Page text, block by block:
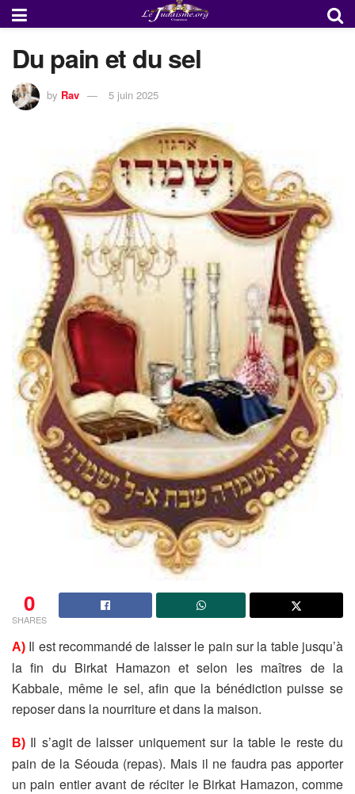
Du pain et du sel
by Rav 5 juin 2025
0
SHARES
A) Il est recommandé de laisser le pain sur la table jusqu’à
la fin du Birkat Hamazon et selon les maîtres de la
Kabbale, même le sel, afin que la bénédiction puisse se
reposer dans la nourriture et dans la maison.
B) Il s’agit de laisser uniquement sur la table le reste du
pain de la Séouda (repas). Mais il ne faudra pas apporter
un pain entieravant de réciter le Birkat Hamazon, comme